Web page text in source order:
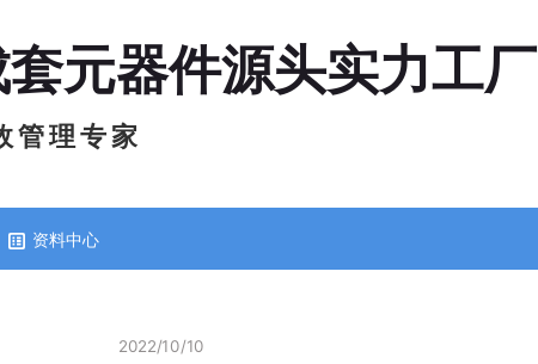
元器件源头实力工厂
管 理 专 家
资料中心
2022/10/10